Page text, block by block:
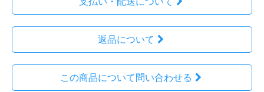
返品について
この商品について問い合わせる